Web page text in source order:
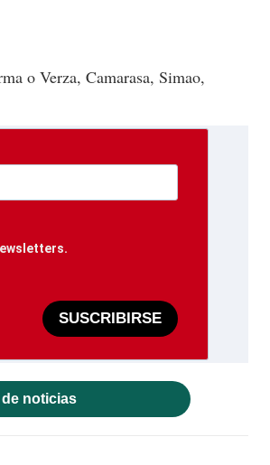
o Verza, Camarasa, Simao,
SUSCRIBIRSE
noticias